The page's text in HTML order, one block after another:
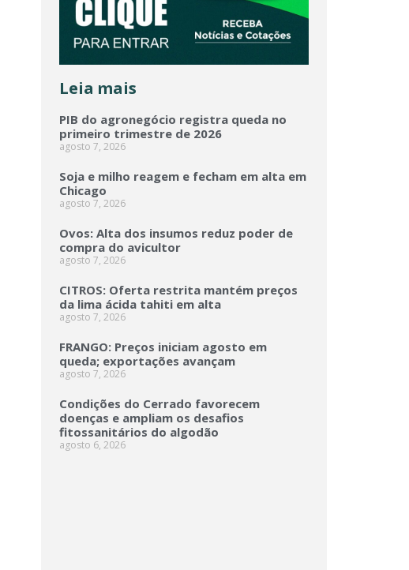
Leia mais
PIB do agronegócio registra queda no
primeiro trimestre de 2026
agosto 7, 2026
Soja e milho reagem e fecham em alta em
Chicago
agosto 7, 2026
Ovos: Alta dos insumos reduz poder de
compra do avicultor
agosto 7, 2026
CITROS: Oferta restrita mantém preços
da lima ácida tahiti em alta
agosto 7, 2026
FRANGO: Preços iniciam agosto em
queda; exportações avançam
agosto 7, 2026
Condições do Cerrado favorecem
doenças e ampliam os desafios
fitossanitários do algodão
agosto 6, 2026